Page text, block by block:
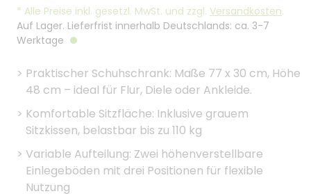
* Alle Preise inkl. gesetzl. MwSt. und zzgl. Versandkosten.
Auf Lager. Lieferfrist innerhalb Deutschlands: ca. 3-7
Werktage
> Praktischer Schuhschrank: Maße 77 x 30 cm, Höhe
48 cm – ideal für Flur, Diele oder Ankleide.
> Komfortable Sitzfläche: Inklusive grauem
Sitzkissen, belastbar bis zu 110 kg
> Variable Aufteilung: Zwei höhenverstellbare
Einlegeböden mit drei Positionen für flexible
Nutzung